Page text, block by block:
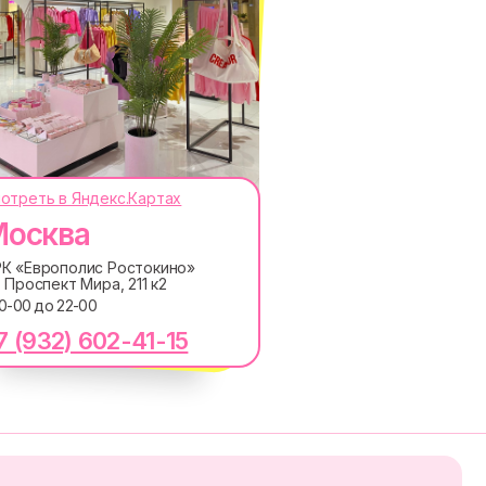
(932) 602-41-15
«Европолис Ростокино»
Проспект Мира, 211 к2
00 до 22-00
в Яндекс.Картах
с Политикой обработки персональных
электронных сообщений
ПРИГЛАШЕНИЯ НА
нашем Telegram-канале